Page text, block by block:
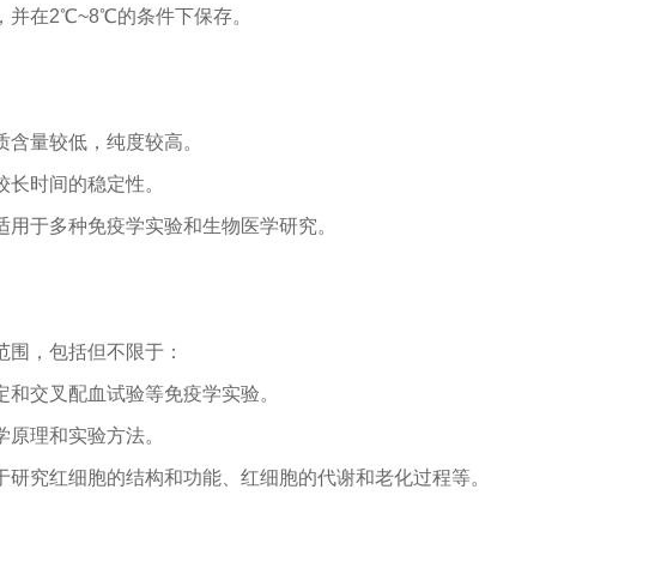
并在2℃~8℃的条件下保存。
量较低，纯度较高。
时间的稳定性。
于多种免疫学实验和生物医学研究。
，包括但不限于：
交叉配血试验等免疫学实验。
理和实验方法。
研究红细胞的结构和功能、红细胞的代谢和老化过程等。